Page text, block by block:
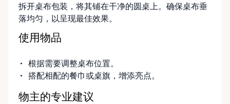
拆开桌布包装，将其铺在干净的圆桌上。确保桌布垂
落均匀，以呈现最佳效果。
使用物品
根据需要调整桌布位置。
搭配相配的餐巾或桌旗，增添亮点。
物主的专业建议